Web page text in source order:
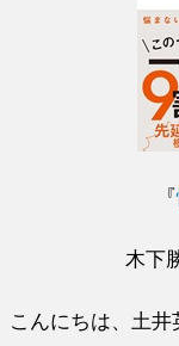
『
木下
こんにちは、土井